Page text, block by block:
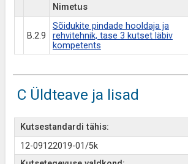
Nimetus
B.2.9
Sõidukite pindade hooldaja ja
rehvitehnik, tase 3 kutset läbiv
kompetents
C Üldteave ja lisad
Kutsestandardi tähis:
12-09122019-01/5k